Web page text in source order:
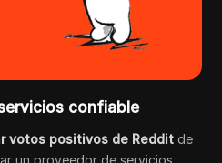
confiable
votos positivos de Reddit de
un proveedor de servicios